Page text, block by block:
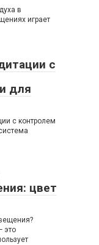
в
играет
с
для
с контролем
цвет
это